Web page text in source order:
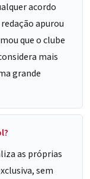
acordo
apurou
que o clube
mais
grande
as próprias
sem